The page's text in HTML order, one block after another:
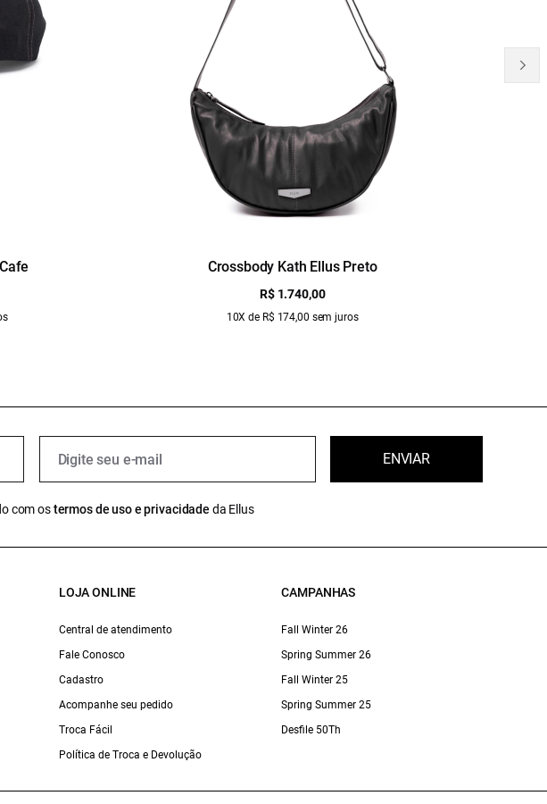
Crossbody Kath Ellus Preto
R$ 1.740,00
10X de R$ 174,00 sem juros
ENVIAR
com ostermos de uso e privacidade da Ellus
LOJA ONLINE
Central de atendimento
Fale Conosco
Cadastro
Acompanhe seu pedido
Troca Fácil
Política de Troca e Devolução
CAMPANHAS
Fall Winter 26
Spring Summer 26
Fall Winter 25
Spring Summer 25
Desfile 50Th